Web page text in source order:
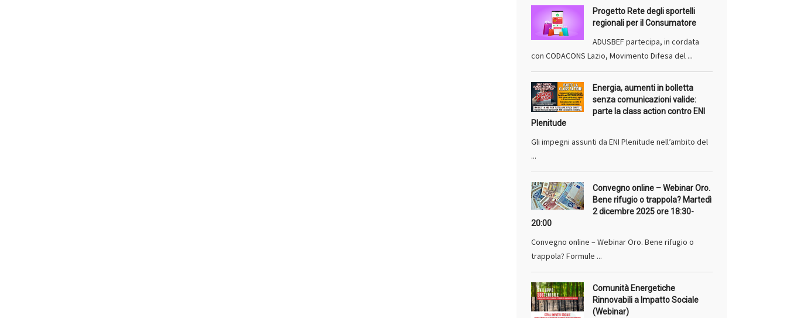
Progetto Rete degli sportelli
regionali per il Consumatore
ADUSBEF partecipa, in cordata
con CODACONS Lazio, Movimento Difesa del ...
Energia, aumenti in bolletta
senza comunicazioni valide:
parte la class action contro ENI
Plenitude
Gli impegni assunti da ENI Plenitude nell’ambito del
...
Convegno online – Webinar Oro.
Bene rifugio o trappola? Martedì
2 dicembre 2025 ore 18:30-
20:00
Convegno online – Webinar Oro. Bene rifugio o
trappola? Formule ...
Comunità Energetiche
Rinnovabili a Impatto Sociale
(Webinar)